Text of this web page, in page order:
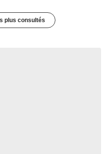
plus consultés